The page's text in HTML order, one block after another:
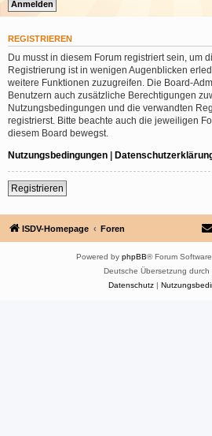
REGISTRIEREN
Du musst in diesem Forum registriert sein, um
Registrierung ist in wenigen Augenblicken
weitere Funktionen zuzugreifen. Die Board-
Benutzern auch zusätzliche Berechtigungen
Nutzungsbedingungen und die verwandten
registrierst. Bitte beachte auch die jeweiligen
diesem Board bewegst.
Nutzungsbedingungen |
Registrieren
ISDV-Homepage Foren
Powered by phpBB® Forum
Deutsche Übersetzung durch
Datenschutz|